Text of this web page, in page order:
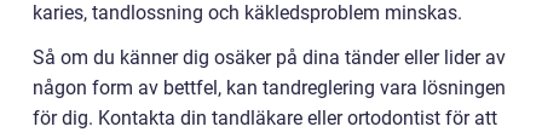
karies, tandlossning och käkledsproblem minskas.
Så om du känner dig osäker på dina tänder eller lider av
någon form av bettfel, kan tandreglering vara lösningen
för dig. Kontakta din tandläkare eller ortodontist för att